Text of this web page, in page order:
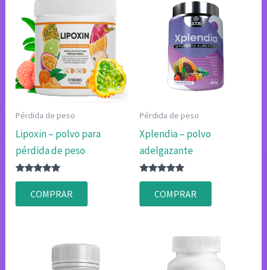
Pérdida de peso
Lipoxin – polvo para
pérdida de peso
Valorado
4.80
de 5
COMPRAR
Pérdida de peso
Xplendia – polvo
adelgazante
Valorado
4.83
de 5
COMPRAR